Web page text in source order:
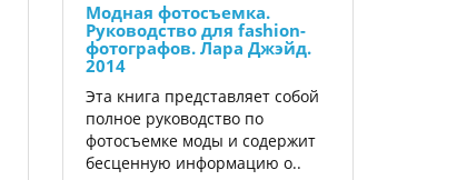
Модная фотосъемка.
Руководство для fashion-
фотографов. Лара Джэйд.
2014
Эта книга представляет собой
полное руководство по
фотосъемке моды и содержит
бесценную информацию о..